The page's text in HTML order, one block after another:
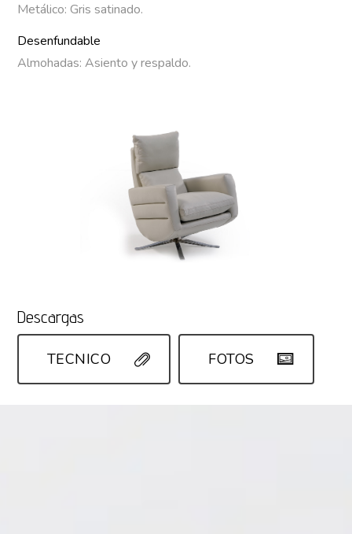
Metálico: Gris satinado.
Desenfundable
Almohadas: Asiento y respaldo.
Descargas
TECNICO FOTOS